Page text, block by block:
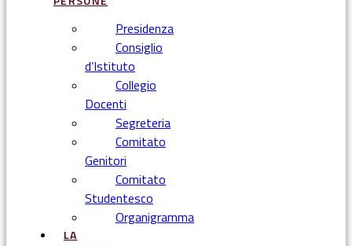
Presidenza
Consiglio
d’Istituto
Collegio
Docenti
Segreteria
Comitato
Genitori
Comitato
Studentesco
Organigramma
LA